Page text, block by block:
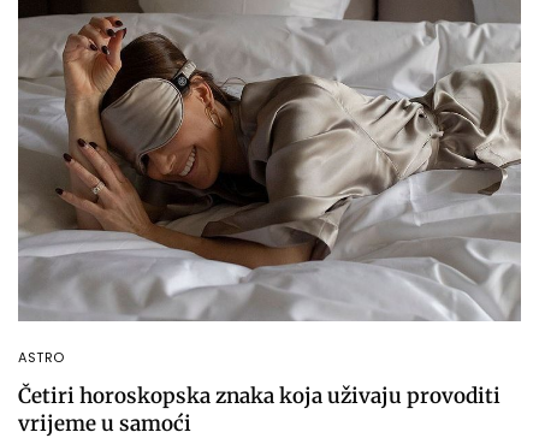
ASTRO
Četiri horoskopska znaka koja uživaju provoditi
vrijeme u samoći